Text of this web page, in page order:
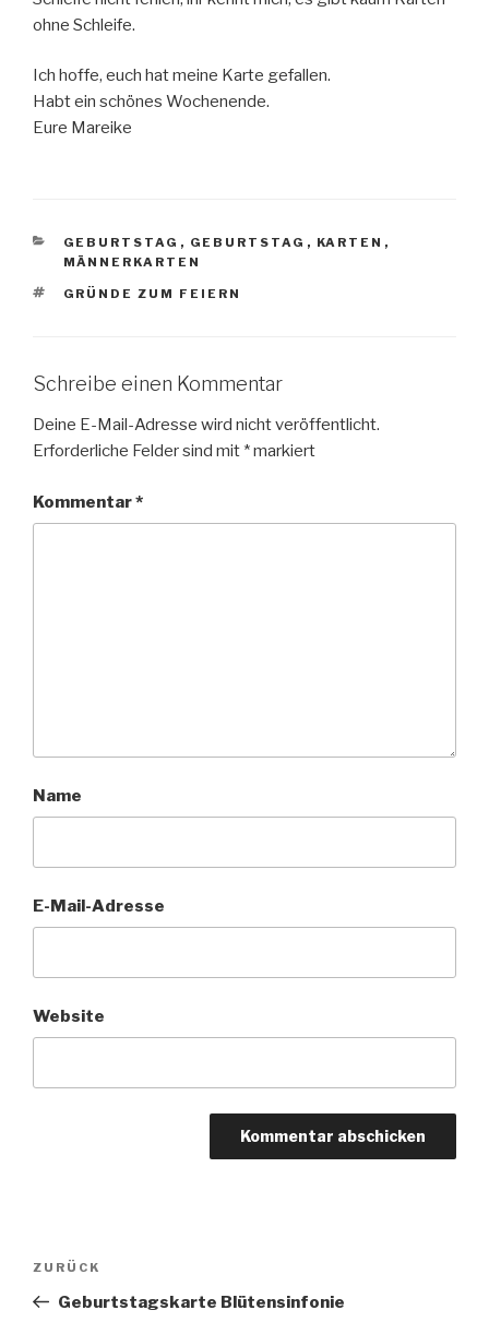
ohne Schleife.
Ich hoffe, euch hat meine Karte gefallen.
Habt ein schönes Wochenende.
Eure Mareike
KATEGORIEN
GEBURTSTAG , GEBURTSTAG , KARTEN ,
MÄNNERKARTEN
SCHLAGWÖRTER
GRÜNDE ZUM FEIERN
Schreibe einen Kommentar
Deine E-Mail-Adresse wird nicht veröffentlicht.
Erforderliche Felder sind mit *markiert
Kommentar*
Name
E-Mail-Adresse
Website
Beitragsnavigation
Vorheriger
Beitrag
ZURÜCK
Geburtstagskarte Blütensinfonie